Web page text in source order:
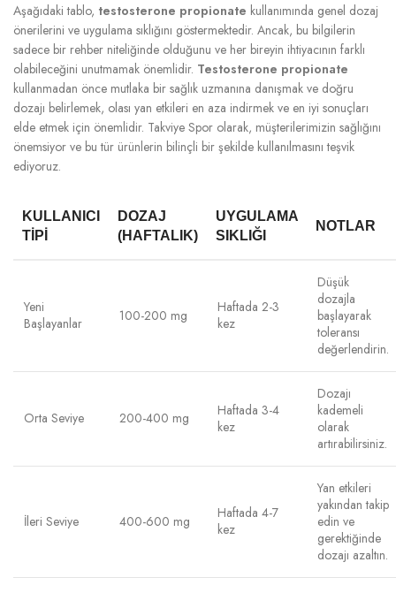
Aşağıdaki tablo, testosterone propionate kullanımında genel dozaj
önerilerini ve uygulama sıklığını göstermektedir. Ancak, bu bilgilerin
sadece bir rehber niteliğinde olduğunu ve her bireyin ihtiyacının farklı
olabileceğini unutmamak önemlidir. Testosterone propionate
kullanmadan önce mutlaka bir sağlık uzmanına danışmak ve doğru
dozajı belirlemek, olası yan etkileri en aza indirmek ve en iyi sonuçları
elde etmek için önemlidir. Takviye Spor olarak, müşterilerimizin sağlığını
önemsiyor ve bu tür ürünlerin bilinçli bir şekilde kullanılmasını teşvik
ediyoruz.
KULLANICI
TIPI
DOZAJ
(HAFTALIK)
UYGULAMA
SIKLIĞI
NOTLAR
Yeni
Başlayanlar
100-200 mg
Haftada 2-3
kez
Düşük
dozajla
başlayarak
toleransı
değerlendirin.
Orta Seviye 200-400 mg
Haftada 3-4
kez
Dozajı
kademeli
olarak
artırabilirsiniz.
İleri Seviye 400-600 mg
Haftada 4-7
kez
Yan etkileri
yakından takip
edin ve
gerektiğinde
dozajı azaltın.